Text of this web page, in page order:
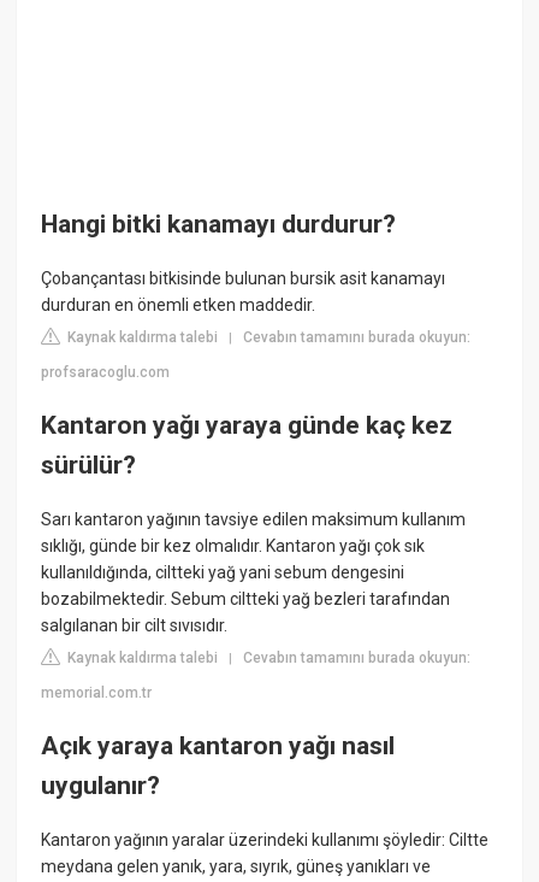
Hangi bitki kanamayı durdurur?
Çobançantası bitkisinde bulunan bursik asit kanamayı
durduran en önemli etken maddedir.
Kaynak kaldırma talebi |Cevabın tamamını burada okuyun:
profsaracoglu.com
Kantaron yağı yaraya günde kaç kez
sürülür?
Sarı kantaron yağının tavsiye edilen maksimum kullanım
sıklığı, günde bir kez olmalıdır. Kantaron yağı çok sık
kullanıldığında, ciltteki yağ yani sebum dengesini
bozabilmektedir. Sebum ciltteki yağ bezleri tarafından
salgılanan bir cilt sıvısıdır.
Kaynak kaldırma talebi |Cevabın tamamını burada okuyun:
memorial.com.tr
Açık yaraya kantaron yağı nasıl
uygulanır?
Kantaron yağının yaralar üzerindeki kullanımı şöyledir: Ciltte
meydana gelen yanık, yara, sıyrık, güneş yanıkları ve